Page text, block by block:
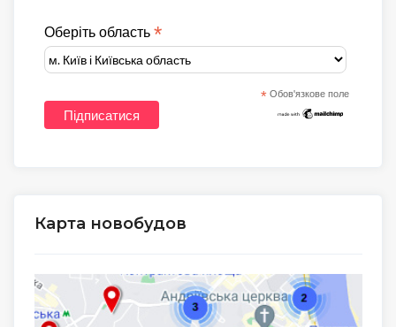
Оберіть область *
* Обов'язкове поле
Карта новобудов